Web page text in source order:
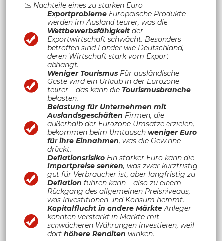
📉 Nachteile eines zu starken Euro
Exportprobleme Europäische Produkte
werden im Ausland teurer, was die
Wettbewerbsfähigkeit der
Exportwirtschaft schwächt. Besonders
betroffen sind Länder wie Deutschland,
deren Wirtschaft stark vom Export
abhängt.
Weniger Tourismus Für ausländische
Gäste wird ein Urlaub in der Eurozone
teurer – das kann die Tourismusbranche
belasten.
Belastung für Unternehmen mit
Auslandsgeschäften Firmen, die
außerhalb der Eurozone Umsätze erzielen,
bekommen beim Umtausch weniger Euro
für ihre Einnahmen, was die Gewinne
drückt.
Deflationsrisiko Ein starker Euro kann die
Importpreise senken, was zwar kurzfristig
gut für Verbraucher ist, aber langfristig zu
Deflation führen kann – also zu einem
Rückgang des allgemeinen Preisniveaus,
was Investitionen und Konsum hemmt.
Kapitalflucht in andere MärkteAnleger
könnten verstärkt in Märkte mit
schwächeren Währungen investieren, weil
dort höhere Renditen winken.